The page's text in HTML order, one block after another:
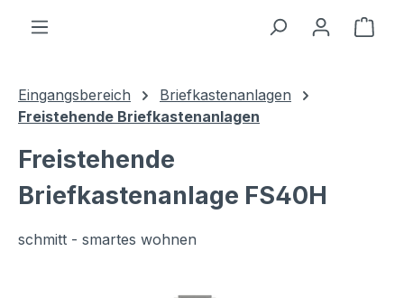
Eingangsbereich
Briefkastenanlagen
Freistehende Briefkastenanlagen
Freistehende
Briefkastenanlage FS40H
schmitt - smartes wohnen